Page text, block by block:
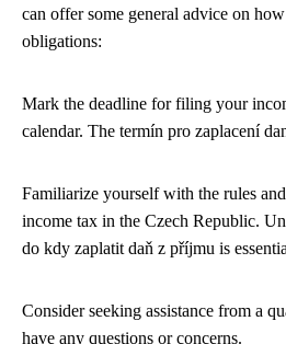
can offer some general advice on
obligations:
Mark the deadline for filing your
calendar. The termín pro zaplacení
Familiarize yourself with the rules
income tax in the Czech Republic.
do kdy zaplatit daň z příjmu is
Consider seeking assistance from a
have any questions or concerns.